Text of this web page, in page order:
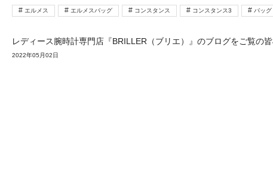
エルメス エルメスバッグ コンスタンス コンスタンス3 バッグ
レディース腕時計専門店『BRILLER（ブリエ）』のブログをご覧の
2022年05月02日